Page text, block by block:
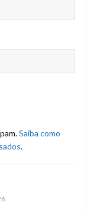
Saiba como
.